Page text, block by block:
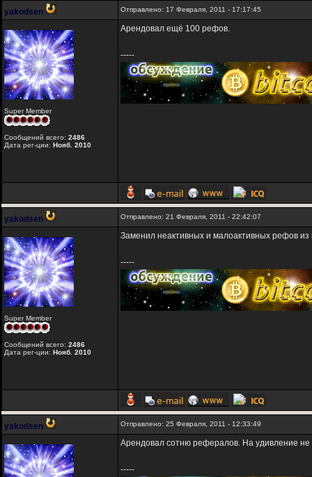
yakodsen Отправлено: 17 Февраля, 2011 - 17:17:45
Super Member
Сообщений всего: 2486
Дата рег-ции: Нояб. 2010
Арендовал ещё 100 рефов.
-----
yakodsen Отправлено: 21 Февраля, 2011 - 22:42:07
Super Member
Сообщений всего: 2486
Дата рег-ции: Нояб. 2010
Заменил неактивных и малоактивных рефов
-----
yakodsen Отправлено: 25 Февраля, 2011 - 12:33:49
Арендовал сотню рефералов. На удивление
-----